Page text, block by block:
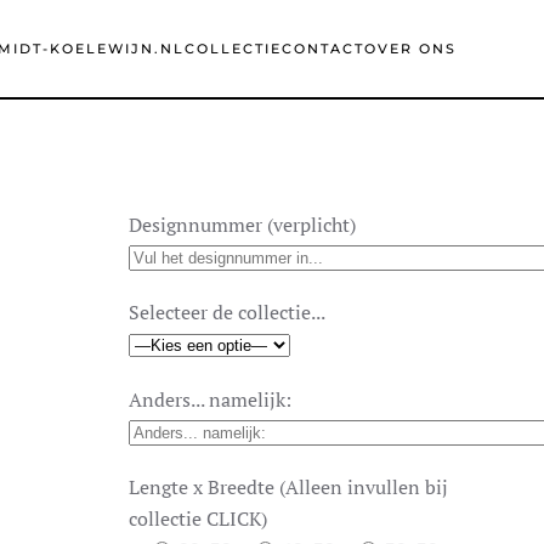
KOELEWIJN.NL COLLECTIECONTACTOVER ONS
Designnummer (verplicht)
Selecteer de collectie...
Anders... namelijk:
Lengte x Breedte (Alleen invullen bij
collectie CLICK)